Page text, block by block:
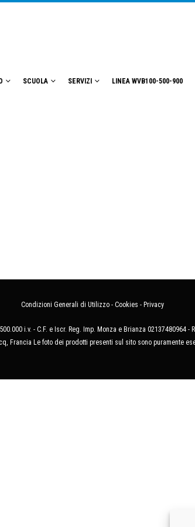
SCUOLA SERVIZI LINEA WVB100-500-900
Condizioni Generali di Utilizzo - Cookies - Privacy
i.v. - C.F. e Iscr. Reg. Imp. Monza e Brianza 02137480964 -
Francia Le foto dei prodotti presenti sul sito sono puramente